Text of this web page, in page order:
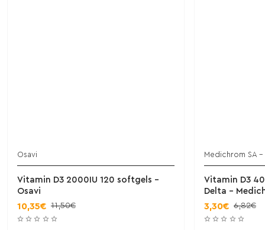
Osavi
Vitamin D3 2000IU 120 softgels -
Osavi
10,35€ 11,50€
Medichrom SA -
Vitamin D3
Delta -
3,30€ 6,82€